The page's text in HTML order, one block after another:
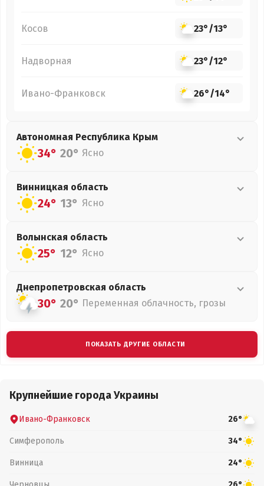
Косов 23°/13°
Надворная 23°/12°
Ивано-Франковск 26°/14°
Автономная Республика Крым
34° 20° Ясно
Винницкая область
24° 13° Ясно
Волынская область
25° 12° Ясно
Днепропетровская область
30° 20° Переменная облачность, грозы
ПОКАЗАТЬ ДРУГИЕ ОБЛАСТИ
Крупнейшие города Украины
Ивано-Франковск 26°
Симферополь 34°
Винница 24°